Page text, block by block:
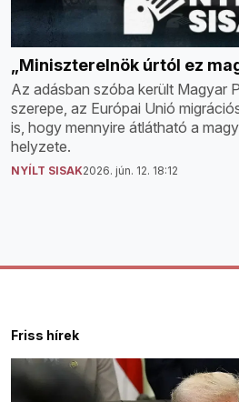
„Miniszterelnök úrtól ez
Az adásban szóba került Magyar
szerepe, az Európai Unió
is, hogy mennyire átlátható a
helyzete.
NYÍLT SISAK2026. jún. 12. 18:12
Friss hírek